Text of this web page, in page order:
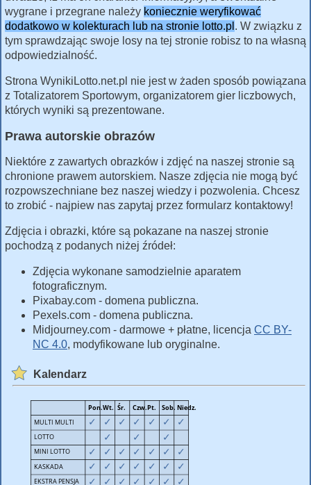
wygrane i przegrane należy koniecznie weryfikować
dodatkowo w kolekturach lub na stronie lotto.pl . W związku z
tym sprawdzając swoje losy na tej stronie robisz to na własną
odpowiedzialność.
Strona WynikiLotto.net.pl nie jest w żaden sposób powiązana
z Totalizatorem Sportowym, organizatorem gier liczbowych,
których wyniki są prezentowane.
Prawa autorskie obrazów
Niektóre z zawartych obrazków i zdjęć na naszej stronie są
chronione prawem autorskiem. Nasze zdjęcia nie mogą być
rozpowszechniane bez naszej wiedzy i pozwolenia. Chcesz
to zrobić - najpiew nas zapytaj przez formularz kontaktowy!
Zdjęcia i obrazki, które są pokazane na naszej stronie
pochodzą z podanych niżej źródeł:
Zdjęcia wykonane samodzielnie aparatem
fotograficznym.
Pixabay.com - domena publiczna.
Pexels.com - domena publiczna.
Midjourney.com - darmowe + płatne, licencja CC BY-
NC 4.0, modyfikowane lub oryginalne.
Kalendarz